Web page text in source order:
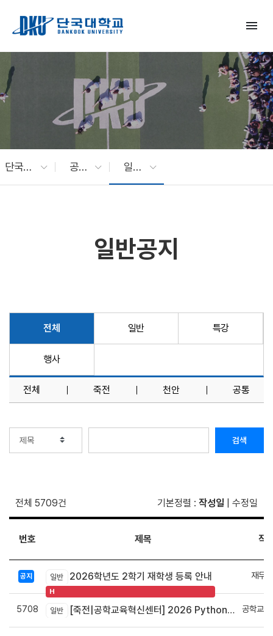
menu
단국대 소식 공지사항 일반공지
일반공지
전체 일반 특강
행사
전체 죽전 천안 공통
검색
전체 5709건 기본정렬 : 작성일 수정일
번호 제목 작
공지 일반 2026학년도 2학기 재학생 등록 안내
H
재무
5708 일반 [죽전|공학교육혁신센터] 2026 Python으로 구현하는 AI 영상인식과 로봇팔 제어 프로그램 신청 안내 공학교